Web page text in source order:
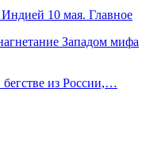
10 мая. Главное
Западом мифа
из России,…